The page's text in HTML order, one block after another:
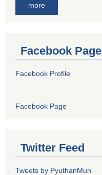
more
Facebook Page
Facebook Profile
Facebook Page
Twitter Feed
Tweets by PyuthanMun